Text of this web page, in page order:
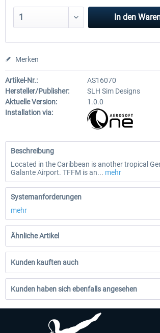
In den
Merken
Artikel-Nr.:
AS16070
Hersteller/Publisher:
SLH Sim Designs
Aktuelle Version:
1.0.0
Installation via:
Beschreibung
Located in the Caribbean is another tropical
Galante Airport. TFFM is an... mehr
Systemanforderungen
mehr
Ähnliche Artikel
Kunden kauften auch
Kunden haben sich ebenfalls angesehen